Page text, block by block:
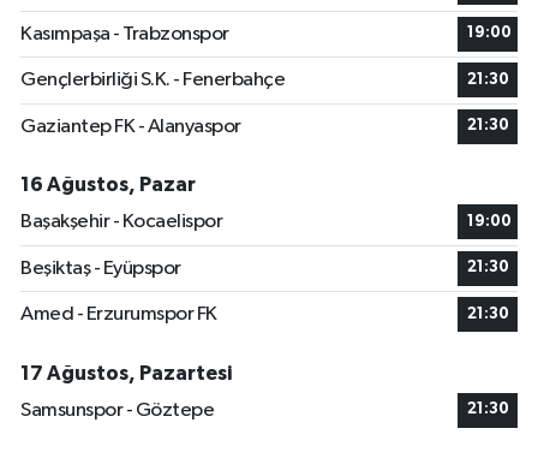
Kasımpaşa - Trabzonspor 19:00
Gençlerbirliği S.K. - Fenerbahçe 21:30
Gaziantep FK - Alanyaspor 21:30
16 Ağustos, Pazar
Başakşehir - Kocaelispor
19:00
Beşiktaş - Eyüpspor 21:30
Amed - Erzurumspor FK 21:30
17 Ağustos, Pazartesi
Samsunspor - Göztepe
21:30